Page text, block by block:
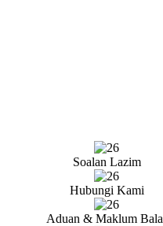
Soalan Lazim
Hubungi Kami
Aduan & Maklum